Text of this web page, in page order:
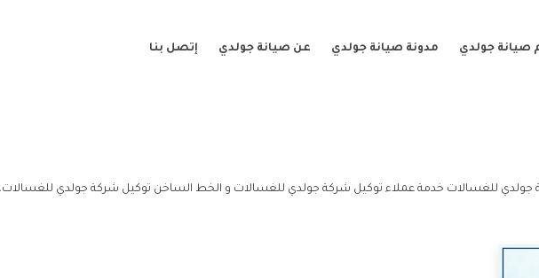
صيانة جولدي مدونة صيانة جولدي عن صيانة جولدي إتصل بنا
جولدي للغسالات خدمة عملاء توكيل شركة جولدي للغسالات و الخط الساخن توكيل شركة جولدي للغسالات.